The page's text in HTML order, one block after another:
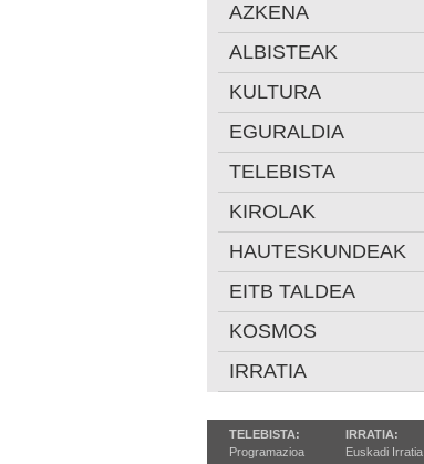
AZKENA
ALBISTEAK
KULTURA
EGURALDIA
TELEBISTA
KIROLAK
HAUTESKUNDEAK
EITB TALDEA
KOSMOS
IRRATIA
TELEBISTA:
Programazioa
IRRATIA:
Euskadi Irratia